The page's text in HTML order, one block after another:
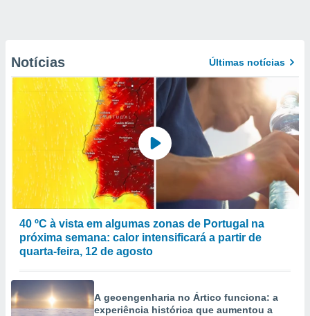
Notícias Últimas notícias
40 ºC à vista em algumas zonas de Portugal na
próxima semana: calor intensificará a partir de
quarta-feira, 12 de agosto
A geoengenharia no Ártico funciona: a
experiência histórica que aumentou a